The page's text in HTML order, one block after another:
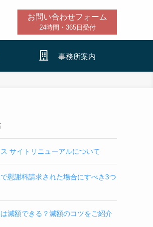
事務所案内
お問い合わせフォーム
24時間・365日受付
サイトリニューアルについて
慰謝料請求された場合にすべき3つ
減額できる？減額のコツをご紹介